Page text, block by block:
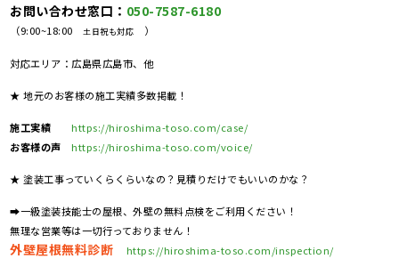
お問い合わせ窓口： 050-7587-6180
（9:00~18:00 土日祝も対応 ）
対応エリア：広島県広島市、他
★ 地元のお客様の施工実績多数掲載！
施工実績
https://hiroshima-toso.com/case/
お客様の声
https://hiroshima-toso.com/voice/
★ 塗装工事っていくらくらいなの？見積りだけでもいいのかな？
➡一級塗装技能士の屋根、外壁の無料点検をご利用ください！
無理な営業等は一切行っておりません！
外壁屋根無料診断 https://hiroshima-toso.com/inspection/